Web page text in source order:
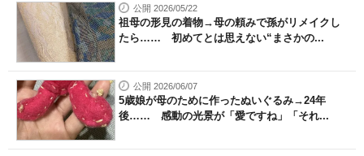
公開 2026/05/22
祖母の形見の着物→母の頼みで孫がリメイクし
たら…… 初めてとは思えない“まさかの...
公開 2026/06/07
5歳娘が母のために作ったぬいぐるみ→24年
後…… 感動の光景が「愛ですね」「それ...